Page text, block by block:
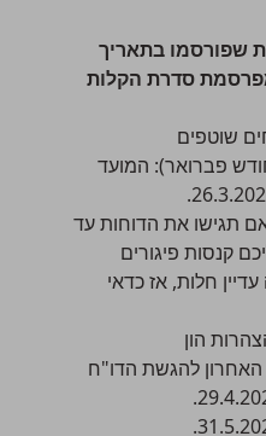
שפורסמו בתאריך
מפרסמת סדרת הקלות
פברואר): המועד
תגישו את הדוחות עד
עליכם קנסות פיגורים
חלות, אז כדאי
האחרון להגשת הדו"ח